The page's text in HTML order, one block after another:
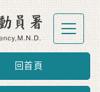
回首頁